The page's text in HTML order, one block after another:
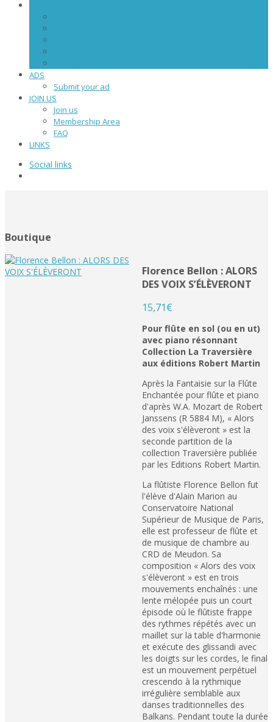
ADS
Submit your ad
JOIN US
Join us
Membership Area
FAQ
LINKS
Social links
Boutique
Florence Bellon : ALORS
DES VOIX S’ÉLÈVERONT
15,71€
Pour flûte en sol (ou en ut)
avec piano résonnant
Collection La Traversière
aux éditions Robert Martin
Après la Fantaisie sur la Flûte
Enchantée pour flûte et piano
d'après W.A. Mozart de Robert
Janssens (R 5884 M), « Alors
des voix s'élèveront » est la
seconde partition de la
collection Traversière publiée
par les Editions Robert Martin.
La flûtiste Florence Bellon fut
l'élève d'Alain Marion au
Conservatoire National
Supérieur de Musique de Paris,
elle est professeur de flûte et
de musique de chambre au
CRD de Meudon. Sa
composition « Alors des voix
s'élèveront » est en trois
mouvements enchaînés : une
lente mélopée puis un court
épisode où le flûtiste frappe
des rythmes répétés avec un
maillet sur la table d'harmonie
et exécute des glissandi avec
les doigts sur les cordes, le final
est un mouvement perpétuel
crescendo à la rythmique
irrégulière semblable aux
danses traditionnelles des
Balkans. Pendant toute la durée